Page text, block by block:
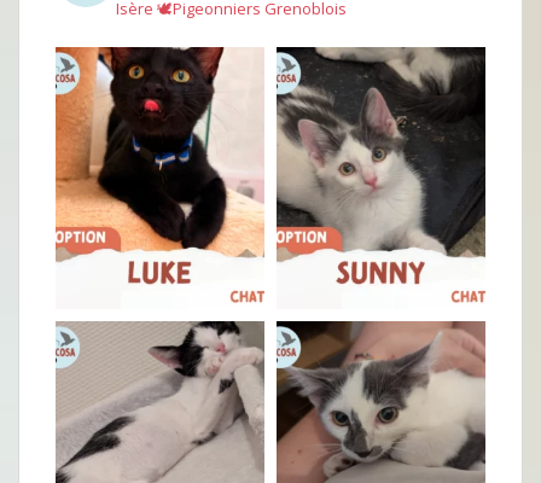
Isère 🕊︎Pigeonniers Grenoblois